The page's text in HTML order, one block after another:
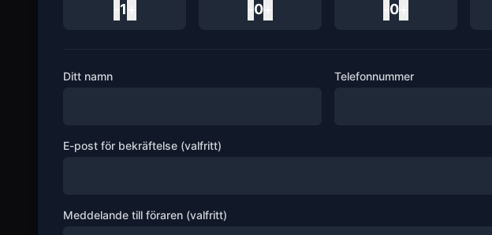
1 0 0
Ditt namn Telefonnummer
E-post för bekräftelse (valfritt)
Meddelande till föraren (valfritt)